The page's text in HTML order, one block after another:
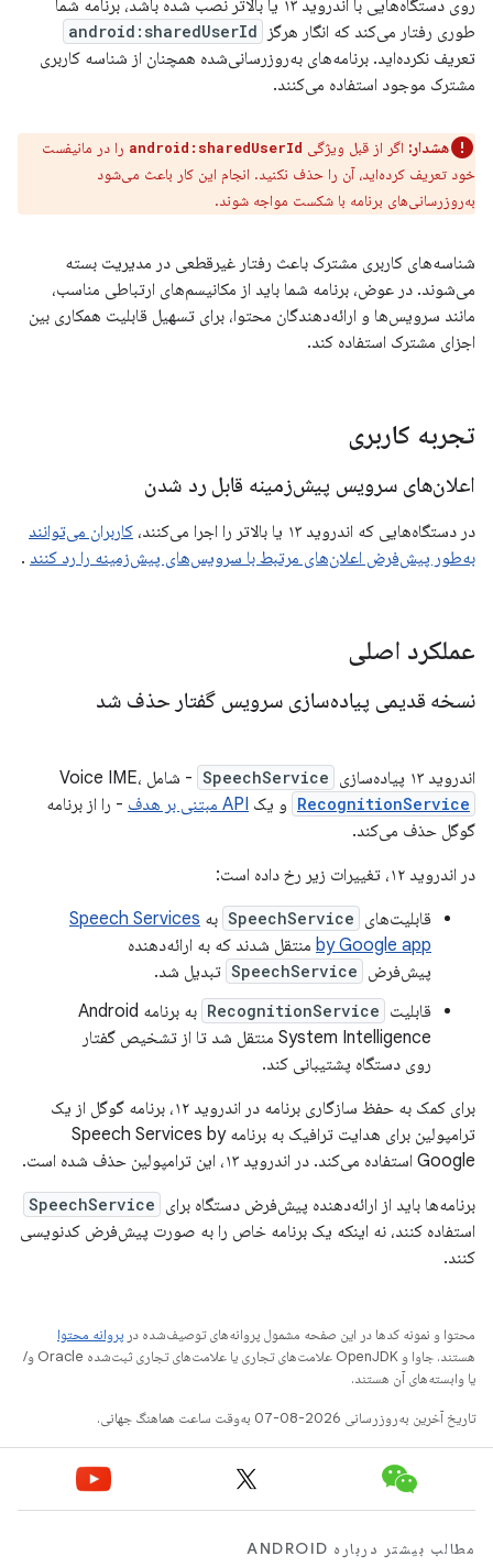
روی دستگاه‌هایی با اندروید ۱۳ یا بالاتر نصب شده باشد، برنامه شما
طوری رفتار می‌کند که انگار هرگز
android:sharedUserId
تعریف نکرده‌اید. برنامه‌های به‌روزرسانی‌شده همچنان از شناسه کاربری
مشترک موجود استفاده می‌کنند.
هشدار: اگر از قبل ویژگی android:sharedUserId را در مانیفست
خود تعریف کرده‌اید، آن را حذف نکنید. انجام این کار باعث می‌شود
به‌روزرسانی‌های برنامه با شکست مواجه شوند.
شناسه‌های کاربری مشترک باعث رفتار غیرقطعی در مدیریت بسته
می‌شوند. در عوض، برنامه شما باید از مکانیسم‌های ارتباطی مناسب،
مانند سرویس‌ها و ارائه‌دهندگان محتوا، برای تسهیل قابلیت همکاری بین
اجزای مشترک استفاده کند.
تجربه کاربری
اعلان‌های سرویس پیش‌زمینه قابل رد شدن
در دستگاه‌هایی که اندروید ۱۳ یا بالاتر را اجرا می‌کنند،
کاربران می‌توانند
به‌طور پیش‌فرض اعلان‌های مرتبط با سرویس‌های پیش‌زمینه را رد کنند .
عملکرد اصلی
نسخه قدیمی پیاده‌سازی سرویس گفتار حذف شد
اندروید ۱۳ پیاده‌سازی SpeechService - شامل Voice IME،
RecognitionService و یک API مبتنی بر هدف
- را از برنامه
گوگل حذف می‌کند.
در اندروید ۱۲، تغییرات زیر رخ داده است:
قابلیت‌های SpeechService به Speech Services
by Google app منتقل شدند که به ارائه‌دهنده
پیش‌فرض SpeechService تبدیل شد.
قابلیت RecognitionService
به برنامه Android
System Intelligence منتقل شد تا از تشخیص گفتار
روی دستگاه پشتیبانی کند.
برای کمک به حفظ سازگاری برنامه در اندروید ۱۲، برنامه گوگل از یک
ترامپولین برای هدایت ترافیک به برنامه Speech Services by
Google استفاده می‌کند. در اندروید ۱۳، این ترامپولین حذف شده است.
برنامه‌ها باید از ارائه‌دهنده پیش‌فرض دستگاه برای SpeechService
استفاده کنند، نه اینکه یک برنامه خاص را به صورت پیش‌فرض کدنویسی
کنند.
محتوا و نمونه کدها در این صفحه مشمول پروانه‌های توصیف‌شده در پروانه محتوا
هستند. جاوا و OpenJDK علامت‌های تجاری یا علامت‌های تجاری ثبت‌شده Oracle و/
یا وابسته‌های آن هستند.
تاریخ آخرین به‌روزرسانی 2026-08-07 به‌وقت ساعت هماهنگ جهانی.
مطالب بیشتر درباره ANDROID